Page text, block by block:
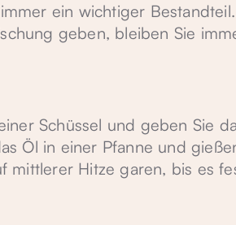
ein wichtiger
geben, bleiben Sie
Schüssel und geben Sie
Öl in einer Pfanne und
mittlerer Hitze garen, bis es